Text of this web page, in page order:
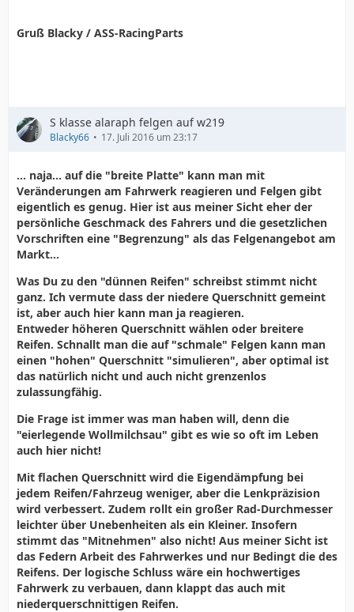
Gruß Blacky / ASS-RacingParts
S klasse alaraph felgen auf w219
Blacky66 17. Juli 2016 um 23:17
... naja... auf die "breite Platte" kann man mit
Veränderungen am Fahrwerk reagieren und Felgen gibt
eigentlich es genug. Hier ist aus meiner Sicht eher der
persönliche Geschmack des Fahrers und die gesetzlichen
Vorschriften eine "Begrenzung" als das Felgenangebot am
Markt...
Was Du zu den "dünnen Reifen" schreibst stimmt nicht
ganz. Ich vermute dass der niedere Querschnitt gemeint
ist, aber auch hier kann man ja reagieren.
Entweder höheren Querschnitt wählen oder breitere
Reifen. Schnallt man die auf "schmale" Felgen kann man
einen "hohen" Querschnitt "simulieren", aber optimal ist
das natürlich nicht und auch nicht grenzenlos
zulassungfähig.
Die Frage ist immer was man haben will, denn die
"eierlegende Wollmilchsau" gibt es wie so oft im Leben
auch hier nicht!
Mit flachen Querschnitt wird die Eigendämpfung bei
jedem Reifen/Fahrzeug weniger, aber die Lenkpräzision
wird verbessert. Zudem rollt ein großer Rad-Durchmesser
leichter über Unebenheiten als ein Kleiner. Insofern
stimmt das "Mitnehmen" also nicht! Aus meiner Sicht ist
das Federn Arbeit des Fahrwerkes und nur Bedingt die des
Reifens. Der logische Schluss wäre ein hochwertiges
Fahrwerk zu verbauen, dann klappt das auch mit
niederquerschnittigen Reifen.